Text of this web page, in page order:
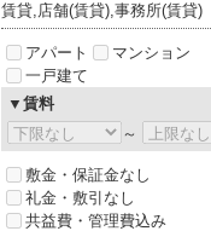
賃貸,店舗(賃貸),事務所(賃貸)
アパート
マンション
一戸建て
▼賃料
～
敷金・保証金なし
礼金・敷引なし
共益費・管理費込み